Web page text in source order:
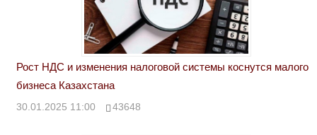
Рост НДС и изменения налоговой системы коснутся малого
бизнеса Казахстана
30.01.2025 11:00 43648